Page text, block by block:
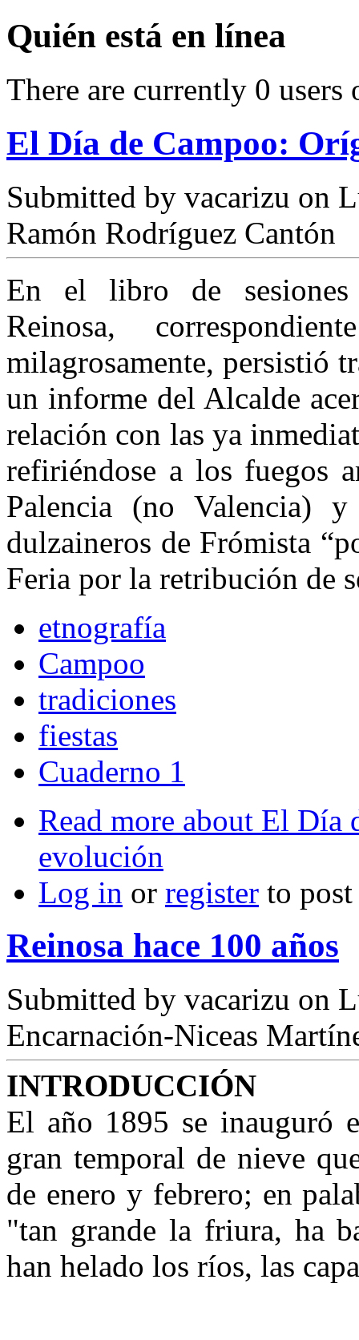
Quién está en línea
There are currently 0 users
El Día de Campoo:
Submitted by vacarizu on
Ramón Rodríguez Cantón
En el libro de sesiones
Reinosa,
milagrosamente, persistió
un informe del Alcalde
relación con las ya
refiriéndose a los fuegos
Palencia (no Valencia)
dulzaineros de Frómista
Feria por la retribución de
etnografía
Campoo
tradiciones
fiestas
Cuaderno 1
Read more about El Día
evolución
Log in or register to
Reinosa hace 100 años
Submitted by vacarizu on
Encarnación-Niceas
INTRODUCCIÓN
El año 1895 se inauguró
gran temporal de nieve
de enero y febrero; en
"tan grande la friura, ha
han helado los ríos, las